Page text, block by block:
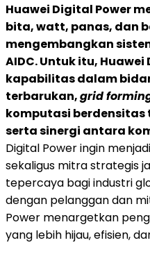
Huawei Digital Power
bita, watt, panas, dan
mengembangkan
AIDC. Untuk itu,
kapabilitas dalam
terbarukan,grid
komputasi
serta sinergi antara
Digital Power ingin
sekaligus mitra strategis
tepercaya bagi industri
dengan pelanggan dan
Power menargetkan
yang lebih hijau, efisien,